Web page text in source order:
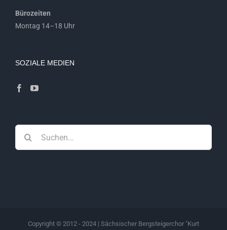
Bürozeiten
Montag 14–18 Uhr
SOZIALE MEDIEN
nach:
Copyright © 2012 - 2024 | Sächsischer Bergsteigerchor "Kurt